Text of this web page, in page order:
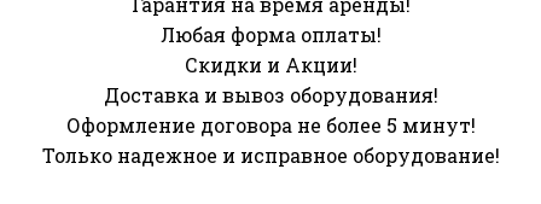
Любая форма оплаты!
Скидки и Акции!
Доставка и вывоз оборудования!
Оформление договора не более 5 минут!
Только надежное и исправное оборудование!